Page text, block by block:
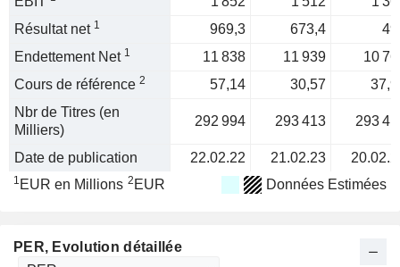
Résultat net 1 969,3 673,4
Endettement Net 1 11 838 11 939
10
Cours de référence 2 57,14 30,57
Nbr de Titres (en
Milliers)
292 994 293 413 293
Date de publication 22.02.22 21.02.23
1 EUR en Millions 2 EUR Données Estimées
PER, Evolution détaillée